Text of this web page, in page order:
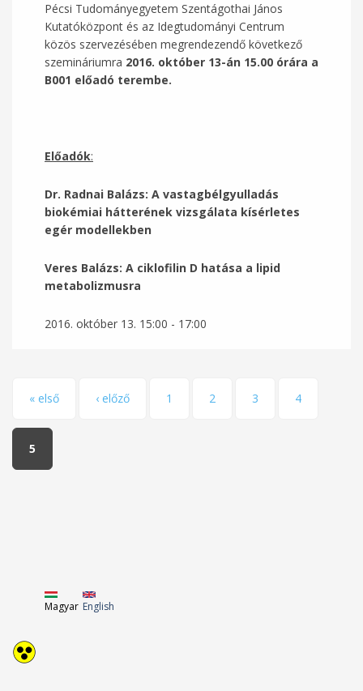
Pécsi Tudományegyetem Szentágothai János
Kutatóközpont és az Idegtudományi Centrum
közös szervezésében megrendezendő következő
szemináriumra 2016. október 13-án 15.00 órára a
B001 előadó terembe.
Előadók:
Dr. Radnai Balázs: A vastagbélgyulladás
biokémiai hátterének vizsgálata kísérletes
egér modellekben
Veres Balázs: A ciklofilin D hatása a lipid
metabolizmusra
2016. október 13. 15:00 - 17:00
Oldalak
« első ‹ előző 1 2 3 4
5
Magyar English